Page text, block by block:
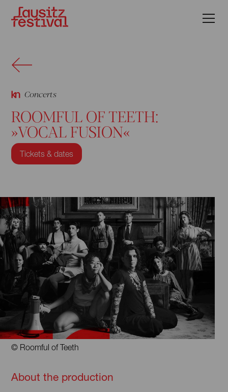
Concerts
ROOMFUL OF TEETH:
»VOCAL FUSION«
Tickets & dates
© Roomful of Teeth
About the production